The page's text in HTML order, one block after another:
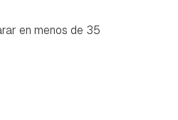
en menos de 35